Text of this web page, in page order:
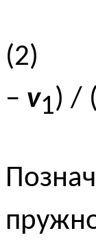
(2)
– v1) / (